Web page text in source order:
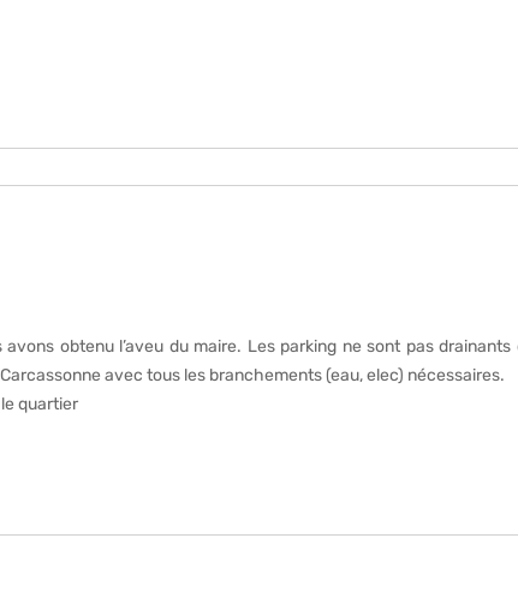
obtenu l’aveu du maire. Les parking ne sont pas drainants
avec tous les branchements (eau, elec) nécessaires.
quartier